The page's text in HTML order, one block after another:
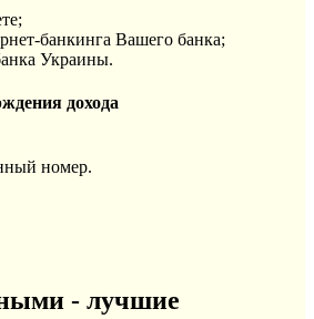
банкинга Вашего банка;
Украины.
дохода
номер.
- лучшие